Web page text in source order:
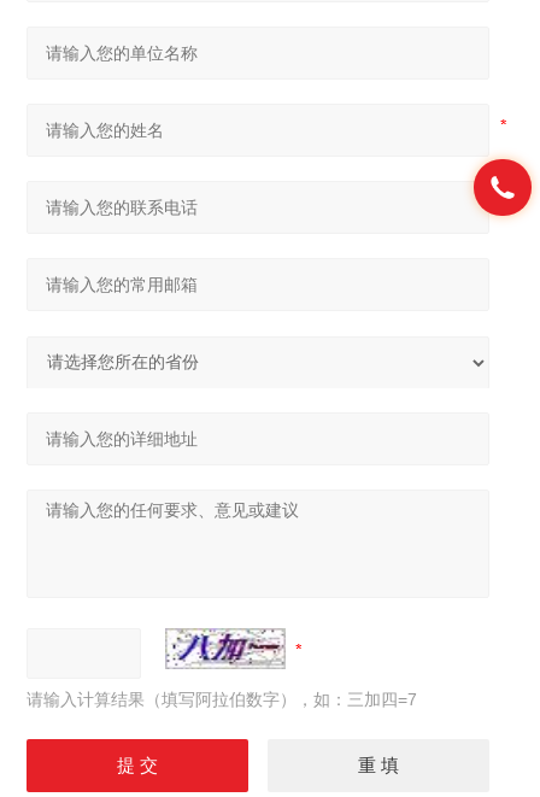
请输入计算结果（填写阿拉伯数字），如：三加四=7